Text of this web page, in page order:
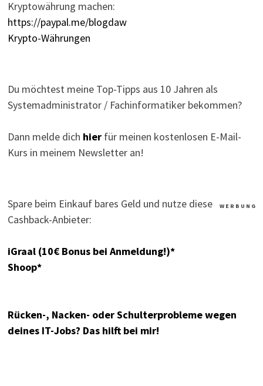
Kryptowährung machen:
https://paypal.me/blogdaw
Krypto-Währungen
Du möchtest meine Top-Tipps aus 10 Jahren als
Systemadministrator / Fachinformatiker bekommen?
Dann melde dich hierfür meinen kostenlosen E-Mail-
Kurs in meinem Newsletter an!
W E R B U N G
Spare beim Einkauf bares Geld und nutze diese
Cashback-Anbieter:
iGraal (10€ Bonus bei Anmeldung!)*
Shoop*
Rücken-, Nacken- oder Schulterprobleme wegen
deines IT-Jobs? Das hilft bei mir!